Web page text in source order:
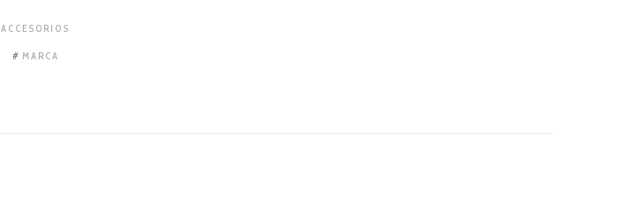
ACCESORIOS
MARCA